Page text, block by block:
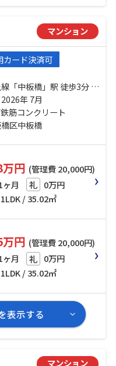
マンション
カード決済可
「中板橋」駅 徒歩3分 東
山」駅 徒歩15分 都営
橋本町」駅 徒歩15分
年 7月
筋コンクリート
区中板橋
円 (管理費 20,000円)
ヶ月 礼 0万円
/ 35.02㎡
円 (管理費 20,000円)
ヶ月 礼 0万円
/ 35.02㎡
表示する
マンション